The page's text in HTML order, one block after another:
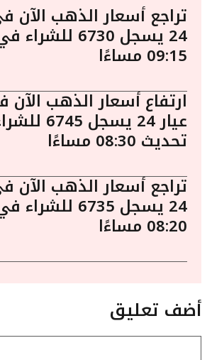
تراجع أسعار الذهب الآن
24 يسجل 6730
09:15 مساءًا
ارتفاع أسعار الذهب
عيار 24
تحديث 08:30 مساءًا
تراجع أسعار الذهب الآن
24 يسجل 6735
08:20 مساءًا
أضف تعليق